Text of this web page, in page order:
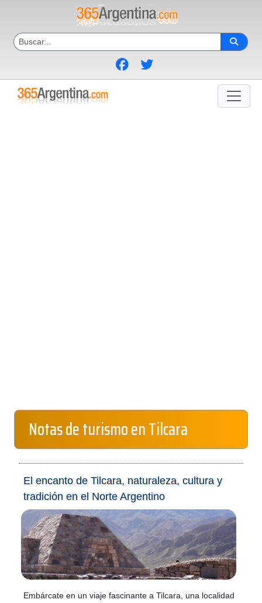
Notas de turismo en Tilcara
El encanto de Tilcara, naturaleza, cultura y
tradición en el Norte Argentino
Embárcate en un viaje fascinante a Tilcara, una localidad